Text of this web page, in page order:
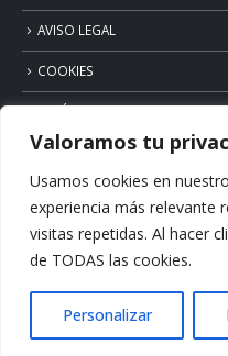
Valoramos tu
Usamos cookies en
experiencia más relevante
visitas repetidas. Al hacer
de TODAS las cookies.
Personalizar
AVISO LEGAL
COOKIES
POLÍTICA DE PRIVACIDAD
© Copyright 2026.